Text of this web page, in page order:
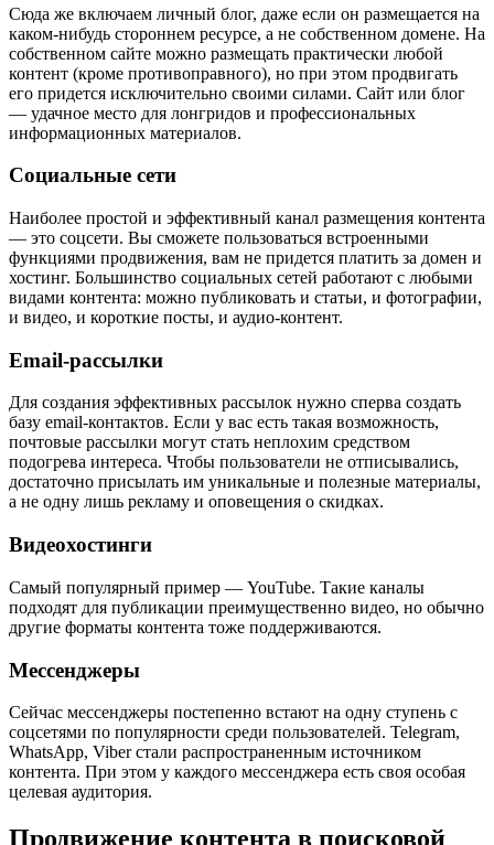
Сюда же включаем личный блог, даже если он размещается на
каком-нибудь стороннем ресурсе, а не собственном домене. На
собственном сайте можно размещать практически любой
контент (кроме противоправного), но при этом продвигать
его придется исключительно своими силами. Сайт или блог
— удачное место для лонгридов и профессиональных
информационных материалов.
Социальные сети
Наиболее простой и эффективный канал размещения контента
— это соцсети. Вы сможете пользоваться встроенными
функциями продвижения, вам не придется платить за домен и
хостинг. Большинство социальных сетей работают с любыми
видами контента: можно публиковать и статьи, и фотографии,
и видео, и короткие посты, и аудио-контент.
Email-рассылки
Для создания эффективных рассылок нужно сперва создать
базу email-контактов. Если у вас есть такая возможность,
почтовые рассылки могут стать неплохим средством
подогрева интереса. Чтобы пользователи не отписывались,
достаточно присылать им уникальные и полезные материалы,
а не одну лишь рекламу и оповещения о скидках.
Видеохостинги
Самый популярный пример — YouTube. Такие каналы
подходят для публикации преимущественно видео, но обычно
другие форматы контента тоже поддерживаются.
Мессенджеры
Сейчас мессенджеры постепенно встают на одну ступень с
соцсетями по популярности среди пользователей. Telegram,
WhatsApp, Viber стали распространенным источником
контента. При этом у каждого мессенджера есть своя особая
целевая аудитория.
Продвижение контента в поисковой